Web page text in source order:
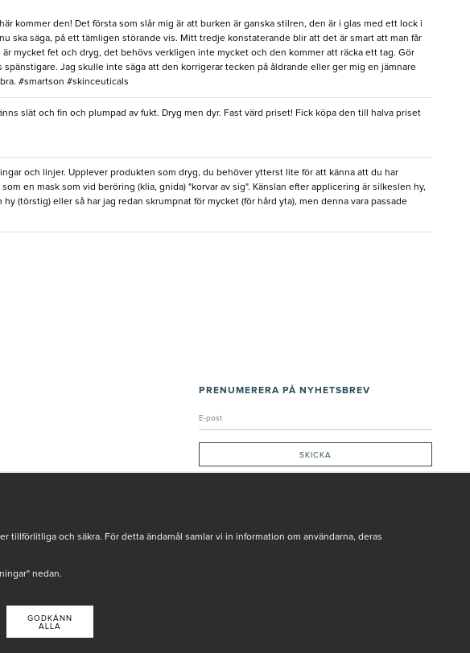
kommer den! Det första som slår mig är att burken är ganska stilren, den är i glas med ett lock i
ska säga, på ett tämligen störande vis. Mitt tredje konstaterande blir att det är smart att man får
mycket fet och dryg, det behövs verkligen inte mycket och den kommer att räcka ett tag. Gör
Jag skulle inte säga att den korrigerar tecken på åldrande eller ger mig en jämnare
#smartson #skinceuticals
slät och fin och plumpad av fukt. Dryg men dyr. Fast värd priset! Fick köpa den till halva priset
och linjer. Upplever produkten som dryg, du behöver ytterst lite för att känna att du har
en mask som vid beröring (klia, gnida) "korvar av sig". Känslan efter applicering är silkeslen hy,
(törstig) eller så har jag redan skrumpnat för mycket (för hård yta), men denna vara passade
PRENUMERERA PÅ NYHETSBREV
och säkra. För detta ändamål samlar vi in information om användarna, deras
nedan.
GODKÄNN
ALLA